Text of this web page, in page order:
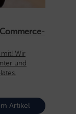
Wir
und
Artikel